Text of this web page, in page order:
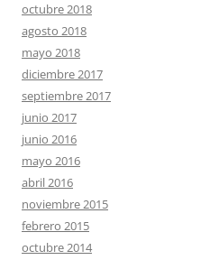
octubre 2018
agosto 2018
mayo 2018
diciembre 2017
septiembre 2017
junio 2017
junio 2016
mayo 2016
abril 2016
noviembre 2015
febrero 2015
octubre 2014